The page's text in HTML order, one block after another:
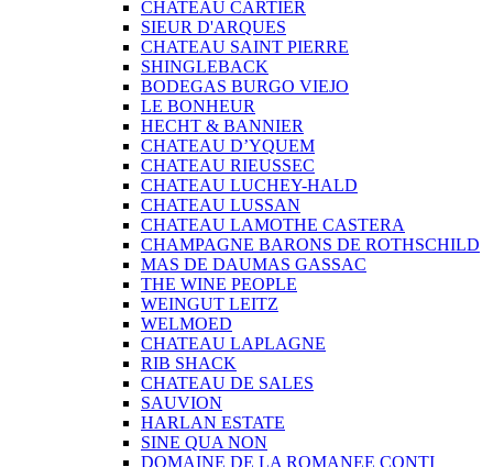
CHATEAU CARTIER
SIEUR D'ARQUES
CHATEAU SAINT PIERRE
SHINGLEBACK
BODEGAS BURGO VIEJO
LE BONHEUR
HECHT & BANNIER
CHATEAU D’YQUEM
CHATEAU RIEUSSEC
CHATEAU LUCHEY-HALD
CHATEAU LUSSAN
CHATEAU LAMOTHE CASTERA
CHAMPAGNE BARONS DE ROTHSCHILD
MAS DE DAUMAS GASSAC
THE WINE PEOPLE
WEINGUT LEITZ
WELMOED
CHATEAU LAPLAGNE
RIB SHACK
CHATEAU DE SALES
SAUVION
HARLAN ESTATE
SINE QUA NON
DOMAINE DE LA ROMANEE CONTI